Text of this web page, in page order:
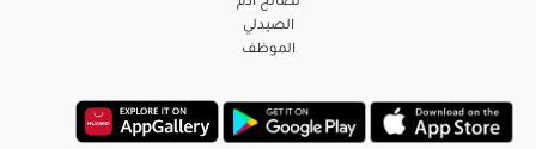
نصائح آدم
الصيدلي
الموظف